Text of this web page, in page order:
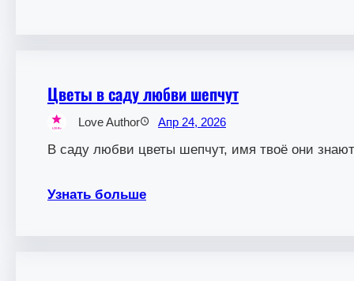
Цветы в саду любви шепчут
Love Author Апр 24, 2026
В саду любви цветы шепчут, имя твоё они
Узнать больше